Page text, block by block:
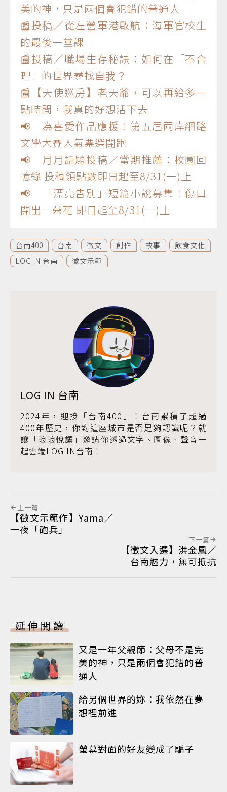
美的神，只是兩個會犯錯的普通人
📰投稿／從左營軍港啟航：海軍官校生
的最後一堂課
📰投稿／職場生存秘訣：如何在「不合
理」的世界尋找自我？
📰【天使巡房】老天爺，可以再給多一
點時間，我真的好想活下去
📢 為喜愛作品應援！第五屆兩岸網路
文學大賽人氣票選開跑
📢 月月話題投稿／當期推薦：校園回
憶錄 投稿領點數即日起至8/31(一)止
📢 「漂亮告別」短篇小說募集！傷口
開出一朵花 即日起至8/31(一)止
台南400 台南 徵文 創作 故事
飲食文化
LOG IN 台南
徵文示範
LOG IN 台南
2024年，迎接「台南400」！台南累積了超過
400年歷史，你對這座城市是否足夠認識呢？就
讓「琅琅悅讀」邀請你透過文字、圖像、聲音一
起雲端LOG IN台南！
上一篇
【徵文示範作】Yama／
一夜「砲兵」
下一篇
【徵文入選】洪金鳳／
台南魅力，無可抵抗
延伸閱讀
又是一年父親節：父母不是完
美的神，只是兩個會犯錯的普
通人
給另個世界的妳：我依然在夢
想裡前進
螢幕對面的好友變成了騙子